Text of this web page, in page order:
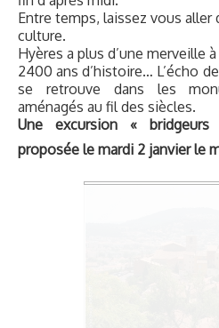
Tarif : 1110€
Le prix comprend :
L’hébergement 6 nuits à
Hyères les Palmiers***
L'accès à la piscine, au
salle de sport
La pension complète en
Les cours de bridge